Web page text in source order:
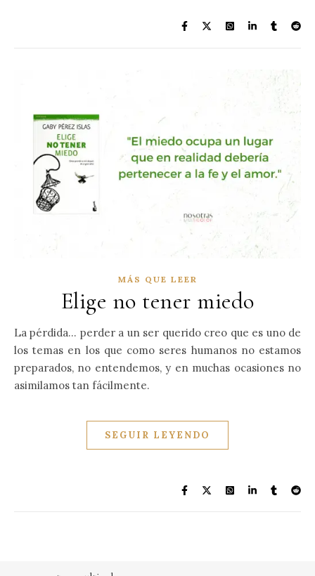
MÁS QUE LEER
Elige no tener miedo
La pérdida… perder a un ser querido creo que es uno de
los temas en los que como seres humanos no estamos
preparados, no entendemos, y en muchas ocasiones no
asimilamos tan fácilmente.
SEGUIR LEYENDO